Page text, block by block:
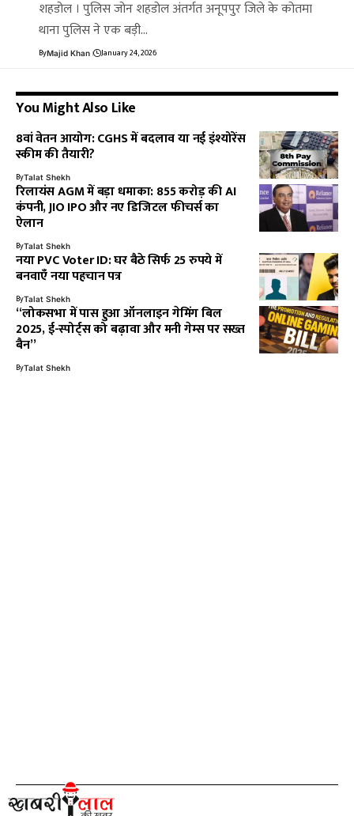
शहडोल । पुलिस जोन शहडोल अंतर्गत अनूपपुर जिले के कोतमा
थाना पुलिस ने एक बड़ी…
ByMajid Khan January 24, 2026
You Might Also Like
8वां वेतन आयोग: CGHS में बदलाव या नई इंश्योरेंस
स्कीम की तैयारी?
ByTalat Shekh
रिलायंस AGM में बड़ा धमाका: 855 करोड़ की AI
कंपनी, JIO IPO और नए डिजिटल फीचर्स का
ऐलान
ByTalat Shekh
नया PVC Voter ID: घर बैठे सिर्फ 25 रुपये में
बनवाएँ नया पहचान पत्र
ByTalat Shekh
“लोकसभा में पास हुआ ऑनलाइन गेमिंग बिल
2025, ई-स्पोर्ट्स को बढ़ावा और मनी गेम्स पर सख्त
बैन”
ByTalat Shekh